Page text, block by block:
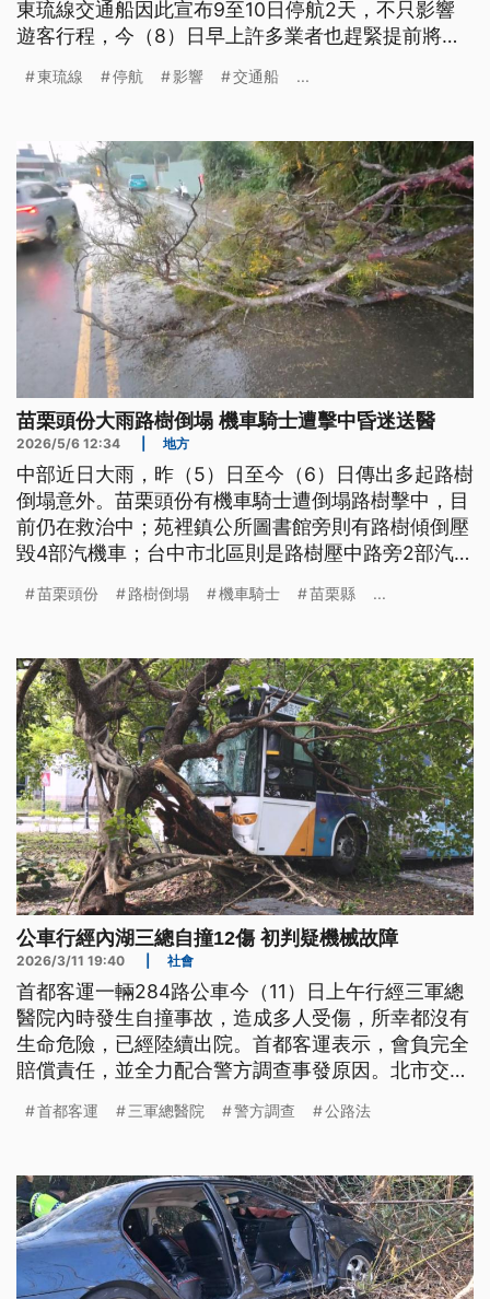
東琉線交通船因此宣布9至10日停航2天，不只影響
遊客行程，今（8）日早上許多業者也趕緊提前將物
起陸續降雨，高雄受鋒面及西南風增強影響，這禮拜
上的雨勢，屏東東琉線交通船因此宣布9-10號停航兩
天，不只影響遊客行程，今早許多業者也趕緊提前將
物資送往小琉球。不只屏東，高雄、台中等地也從昨
天起陸續降雨，高雄仁武區上午有多路段因排水不及
而出現積淹水，台中力行國小附近凌晨則有路樹因強
風大雨及根系腐爛而倒塌，所幸無人員傷亡。
東琉線 停航 影響 交通船 ...
苗栗頭份大雨路樹倒塌 機車騎士遭擊中昏迷送醫
2026/5/6 12:34 地方
中部近日大雨，昨（5）日至今（6）日傳出多起路樹
倒塌意外。苗栗頭份有機車騎士遭倒塌路樹擊中，目
前仍在救治中；苑裡鎮公所圖書館旁則有路樹傾倒壓
毀4部汽機車；台中市北區則是路樹壓中路旁2部汽
苗栗頭份 路樹倒塌 機車騎士 苗栗縣 ...
公車行經內湖三總自撞12傷 初判疑機械故障
2026/3/11 19:40 社會
首都客運一輛284路公車今（11）日上午行經三軍總
醫院內時發生自撞事故，造成多人受傷，所幸都沒有
生命危險，已經陸續出院。首都客運表示，會負完全
賠償責任，並全力配合警方調查事發原因。北市交通
首都客運 三軍總醫院 警方調查 公路法